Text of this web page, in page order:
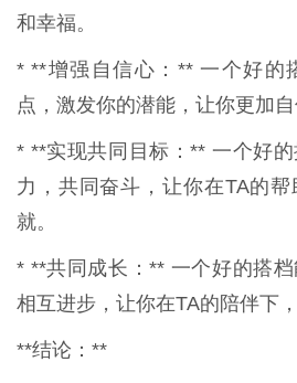
和幸福。
* **增强自信心：** 一个好的
点，激发你的潜能，让你更加自
* **实现共同目标：** 一个好
力，共同奋斗，让你在TA的
就。
* **共同成长：** 一个好的搭档
相互进步，让你在TA的陪伴下
**结论：**